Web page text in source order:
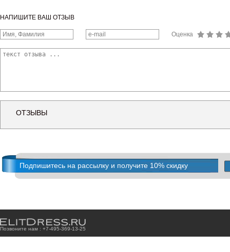
НАПИШИТЕ ВАШ ОТЗЫВ
Оценка
ОТЗЫВЫ
Подпишитесь на рассылку и получите 10% скидку
Позвоните нам : +7-495-369-13-25